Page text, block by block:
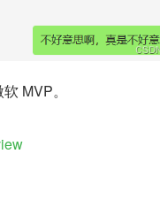
MVP。